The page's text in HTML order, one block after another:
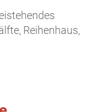
Reihenhaus,